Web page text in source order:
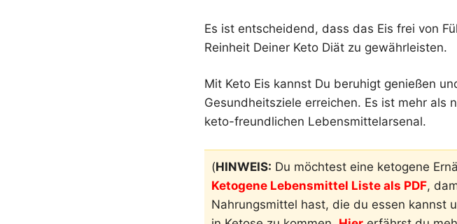
Es ist entscheidend, dass das Eis frei von
Reinheit Deiner Keto Diät zu gewährleisten.
Mit Keto Eis kannst Du beruhigt genießen
Gesundheitsziele erreichen. Es ist mehr als
keto-freundlichen Lebensmittelarsenal.
(HINWEIS: Du möchtest eine ketogene
Ketogene Lebensmittel Liste als PDF,
Nahrungsmittel hast, die du essen kannst